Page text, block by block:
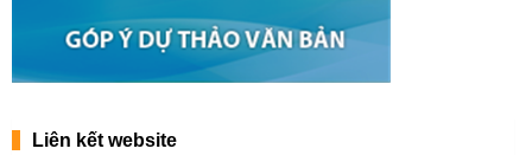
Liên kết website